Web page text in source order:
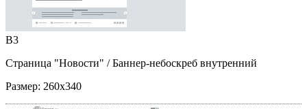
B3
Страница "Новости" / Баннер-небоскреб внутренний
Размер: 260x340